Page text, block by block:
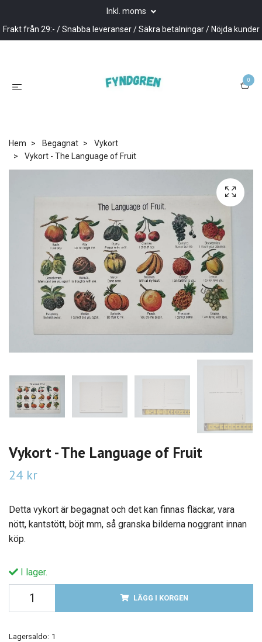
Inkl. moms
Frakt från 29:- / Snabba leveranser / Säkra betalningar / Nöjda kunder
0
Hem Begagnat
Vykort
Vykort - The Language of Fruit
Vykort - The Language of Fruit
24 kr
Detta vykort är begagnat och det kan finnas fläckar, vara
nött, kantstött, böjt mm, så granska bilderna noggrant innan
köp.
I lager.
LÄGG I KORGEN
Lagersaldo: 1